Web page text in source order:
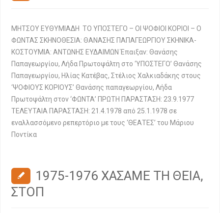
ΜΗΤΣΟΥ ΕΥΘΥΜΙΑΔΗ ΤΟ ΥΠΟΣΤΕΓΟ – ΟΙ ΨΟΦΙΟΙ ΚΟΡΙΟΙ – Ο
ΦΩΝΤΑΣ ΣΚΗΝΟΘΕΣΙΑ: ΘΑΝΑΣΗΣ ΠΑΠΑΓΕΩΡΓΙΟΥ ΣΚΗΝΙΚΑ-
ΚΟΣΤΟΥΜΙΑ: ΑΝΤΩΝΗΣ ΕΥΔΑΙΜΩΝ Έπαιξαν: Θανάσης
Παπαγεωργίου, Λήδα Πρωτοψάλτη στο ‘ΥΠΟΣΤΕΓΟ’ Θανάσης
Παπαγεωργίου, Ηλίας Κατέβας, Στέλιος Χαλκιαδάκης στους
‘ΨΟΦΙΟΥΣ ΚΟΡΙΟΥΣ’ Θανάσης παπαγεωργίου, Λήδα
Πρωτοψάλτη στον ‘ΦΩΝΤΑ’ ΠΡΩΤΗ ΠΑΡΑΣΤΑΣΗ: 23.9.1977
ΤΕΛΕΥΤΑΙΑ ΠΑΡΑΣΤΑΣΗ: 21.4.1978 από 25.1.1978 σε
εναλλασσόμενο ρεπερτόριο με τους ‘ΘΕΑΤΕΣ’ του Μάριου
Ποντίκα
1975-1976 ΧΑΣΑΜΕ ΤΗ ΘΕΙΑ,
ΣΤΟΠ